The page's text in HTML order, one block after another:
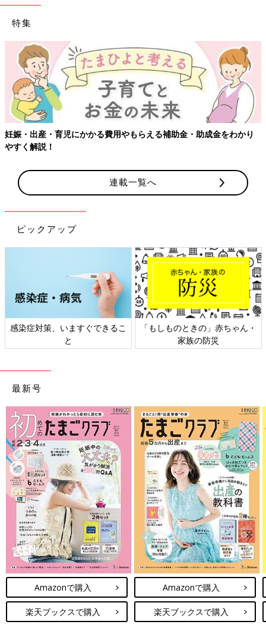
特集
妊娠・出産・育児にかかる費用やもらえる補助金・助成金をわかり
やすく解説！
連載一覧へ
ピックアップ
感染症対策、いますぐできるこ
と
「もしものときの」赤ちゃん・
家族の防災
最新号
Amazonで購入
楽天ブックスで購入
Amazonで購入
楽天ブックスで購入